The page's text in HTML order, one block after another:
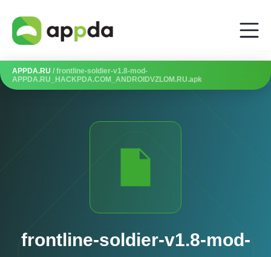
APPDA.RU / frontline-soldier-v1.8-mod-
APPDA.RU_HACKPDA.COM_ANDROIDVZLOM.RU.apk
frontline-soldier-v1.8-mod-